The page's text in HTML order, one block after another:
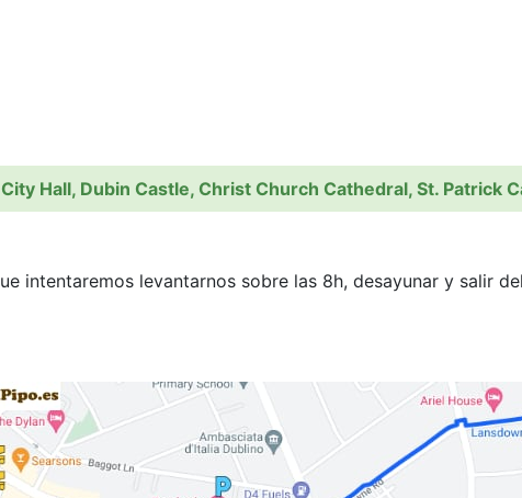
Hall, Dubin Castle, Christ Church Cathedral, St. Patrick
intentaremos levantarnos sobre las 8h, desayunar y salir